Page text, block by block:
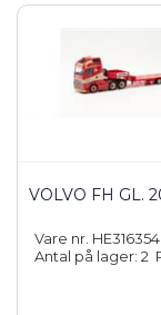
VOLVO FH GL.
Vare nr. HE316354
Antal på lager: 2